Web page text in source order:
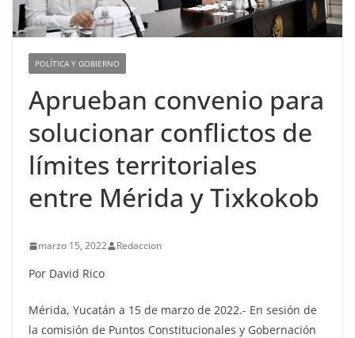
POLÍTICA Y GOBIERNO
Aprueban convenio para
solucionar conflictos de
límites territoriales
entre Mérida y Tixkokob
marzo 15, 2022 Redaccion
Por David Rico
Mérida, Yucatán a 15 de marzo de 2022.- En sesión de
la comisión de Puntos Constitucionales y Gobernación